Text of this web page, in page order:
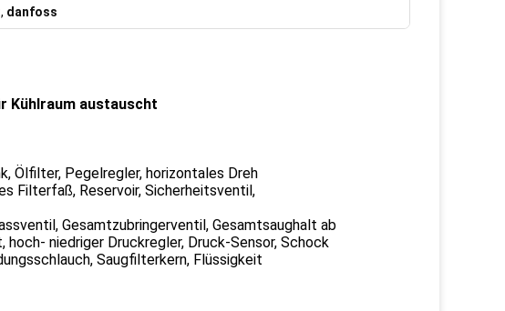
, danfoss
Kühlraum austauscht
Ölfilter, Pegelregler, horizontales Dreh
Filterfaß, Reservoir, Sicherheitsventil,
Gesamtzubringerventil, Gesamtsaughalt ab
niedriger Druckregler, Druck-Sensor, Schock
Saugfilterkern, Flüssigkeit